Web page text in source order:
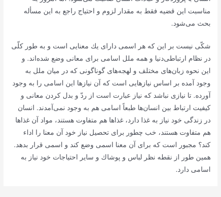
مناسبت این قضیه فقط به مقدار لزوم و احتیاج راجع به این مسأله
بحث می‌شود.
شكّی نیست بر این كه هر اسمی دارای یك معنایی است و به طور كلّی
در نظام ارتباطی‌دنیا و همه ملل اسامی برای معانی وضع شده‌اند. و
این نحوه زبان‌های مختلف و لهجه‌های گوناگونی كه در میان ملل به
وجود آمده بر اساس نیازهایی است كه آن نیازها این اسامی را به وجود
آورده. تا نیازی نباشد كه نیاز عبارت است از ردّ و بدل كردن معانی و
كیفیت ارتباط بین انسان‌ها طبعاً اسامی هم به وجود نمی‌آمدند. انسان
در زندگی خود نیاز به غذا دارد، غذاها هم متفاوت هستند، مواد آن غذاها
هم متفاوت هستند، خب چطور برای تحصیل نیاز خود آن معنا را اداء
كند؟ مجبور است كه برای آن معنا اسمی وضع كند و اسمی قرار بدهد.
همین طور از نقطه نظر لباس و پوشاك و سایر احتیاجات خود نیاز به
اسامی دارد.